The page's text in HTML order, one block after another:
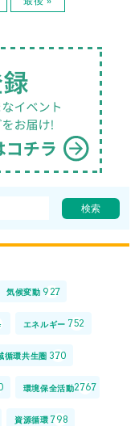
気候変動 927
エネルギー 752
循環共生圏 370
環境保全活動2767
資源循環 798